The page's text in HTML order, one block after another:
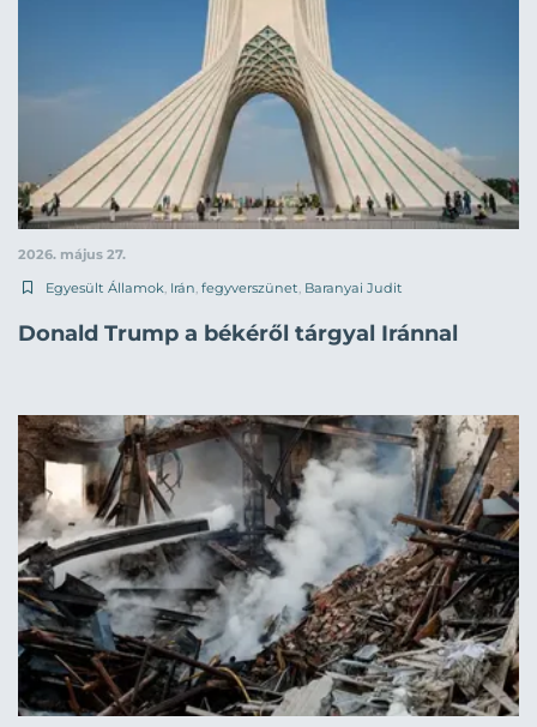
2026. május 27.
Egyesült Államok Irán fegyverszünet Baranyai Judit
Donald Trump a békéről tárgyal Iránnal